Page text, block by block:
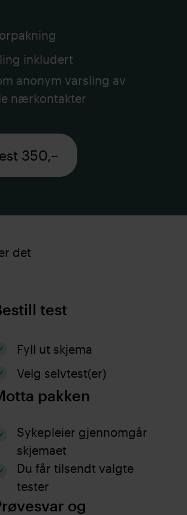
inkludert
anonym varsling av
nærkontakter
350,–
det
test
Fyll ut skjema
Velg selvtest(er)
pakken
Sykepleier gjennomgår
skjemaet
Du får tilsendt valgte
tester
og